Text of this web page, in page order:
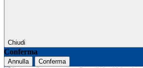
Chiudi
Conferma
Annulla Conferma